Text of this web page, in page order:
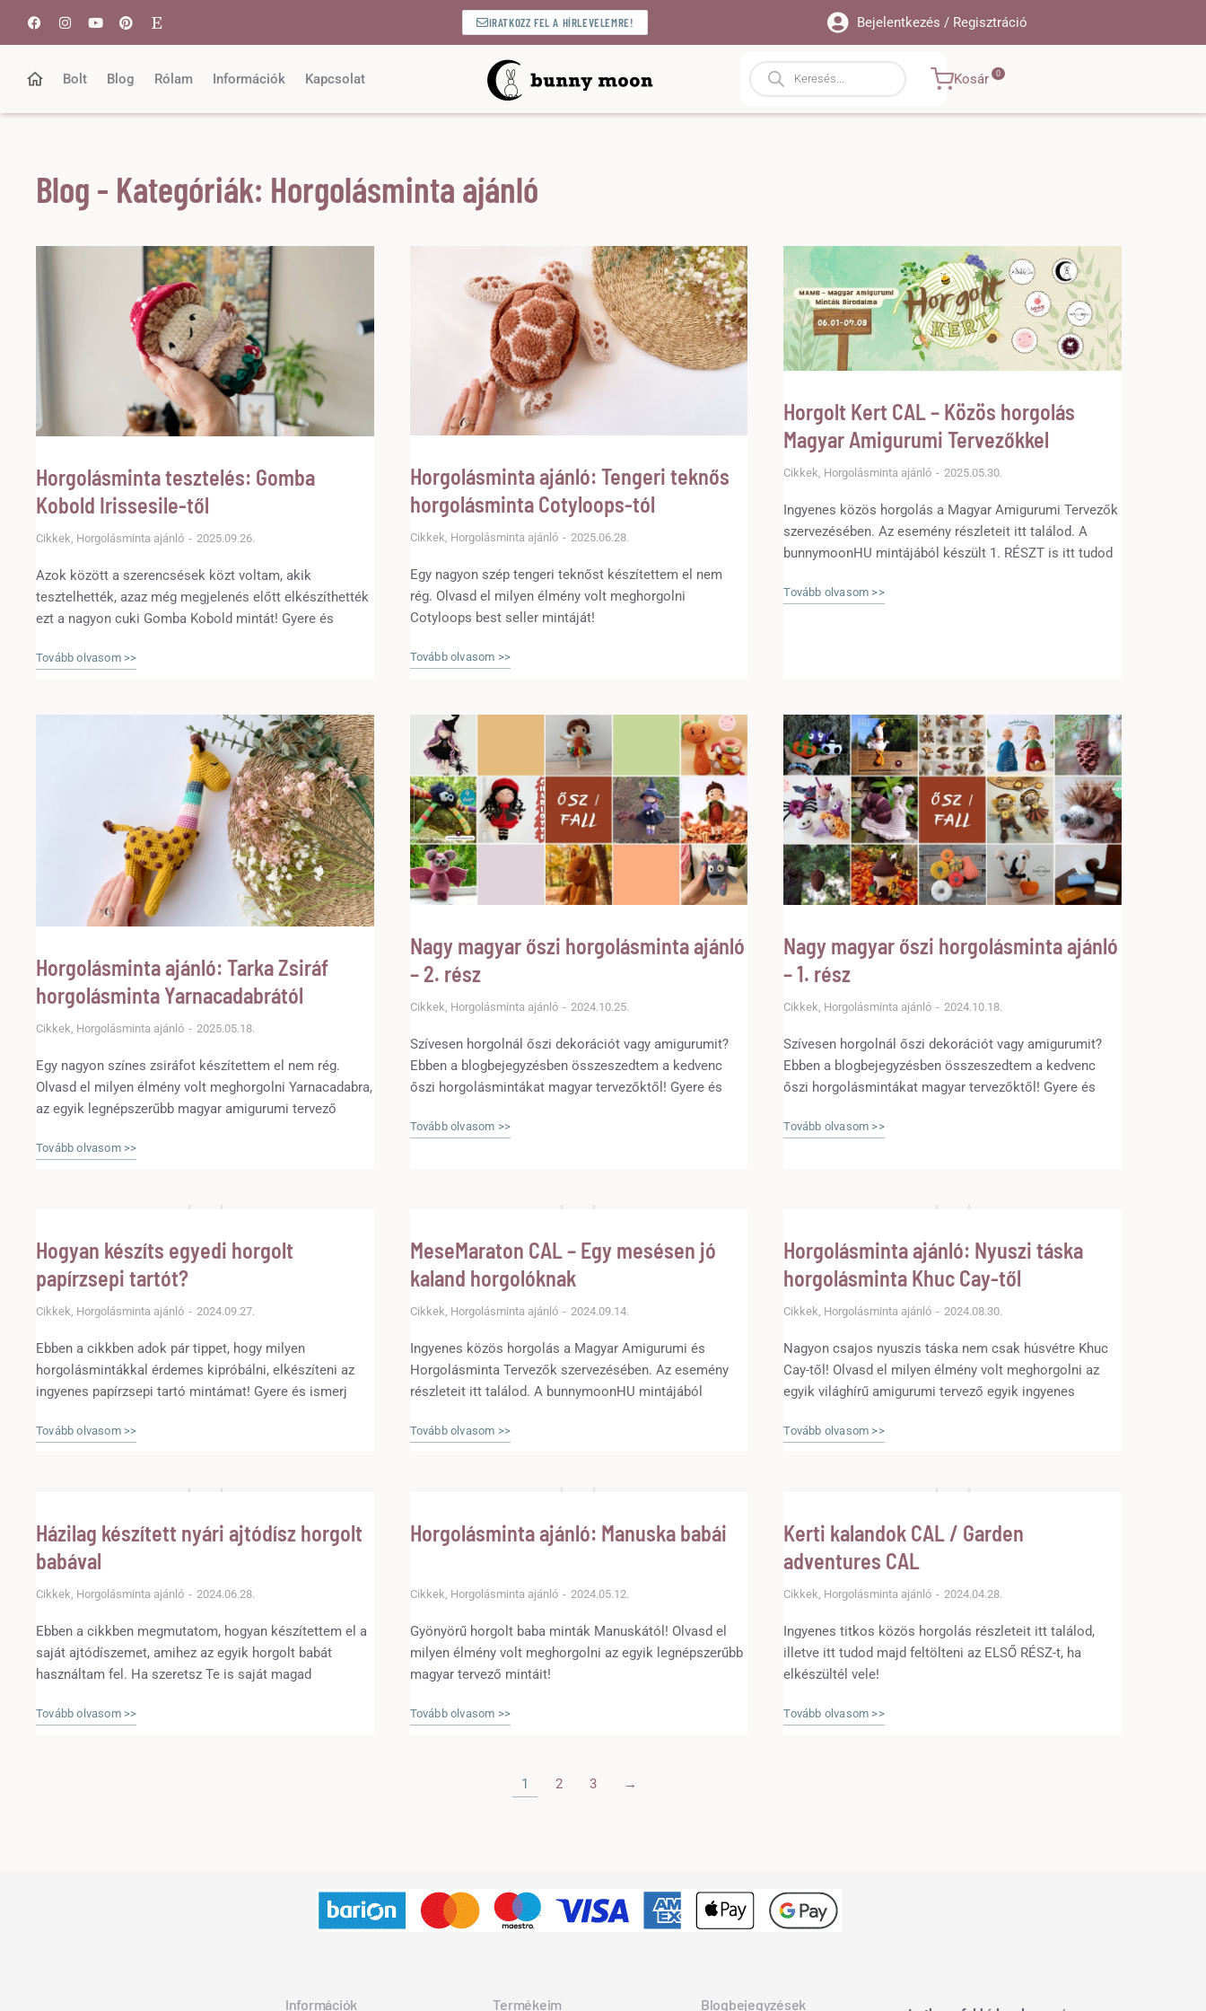
IRATKOZZ FEL A HÍRLEVELEMRE! Bejelentkezés / Regisztráció
Bolt Blog Rólam Információk Kapcsolat Kosár
Blog - Kategóriák: Horgolásminta ajánló
Horgolásminta tesztelés: Gomba
Kobold Irissesile-től
Cikkek, Horgolásminta ajánló 2025.09.26.
Azok között a szerencsések közt voltam, akik
tesztelhették, azaz még megjelenés előtt elkészíthették
ezt a nagyon cuki Gomba Kobold mintát! Gyere és
Tovább olvasom >>
Horgolásminta ajánló: Tengeri teknős
horgolásminta Cotyloops-tól
Cikkek, Horgolásminta ajánló 2025.06.28.
Egy nagyon szép tengeri teknőst készítettem el nem
rég. Olvasd el milyen élmény volt meghorgolni
Cotyloops best seller mintáját!
Tovább olvasom >>
Horgolt Kert CAL – Közös horgolás
Magyar Amigurumi Tervezőkkel
Cikkek, Horgolásminta ajánló 2025.05.30.
Ingyenes közös horgolás a Magyar Amigurumi Tervezők
szervezésében. Az esemény részleteit itt találod. A
bunnymoonHU mintájából készült 1. RÉSZT is itt tudod
Tovább olvasom >>
Horgolásminta ajánló: Tarka Zsiráf
horgolásminta Yarnacadabrától
Cikkek Horgolásminta ajánló 2025.05.18.
Egy nagyon színes zsiráfot készítettem el nem rég.
Olvasd el milyen élmény volt meghorgolni Yarnacadabra,
az egyik legnépszerűbb magyar amigurumi tervező
Tovább olvasom >>
Nagy magyar őszi horgolásminta ajánló
– 2. rész
Cikkek, Horgolásminta ajánló 2024.10.25.
Szívesen horgolnál őszi dekorációt vagy amigurumit?
Ebben a blogbejegyzésben összeszedtem a kedvenc
őszi horgolásmintákat magyar tervezőktől! Gyere és
és Horgolásminta Tervezőktől!
Tovább olvasom >>
Nagy magyar őszi horgolásminta ajánló
– 1. rész
Cikkek, Horgolásminta ajánló 2024.10.18.
Szívesen horgolnál őszi dekorációt vagy amigurumit?
Ebben a blogbejegyzésben összeszedtem a kedvenc
őszi horgolásmintákat magyar tervezőktől! Gyere és
és Horgolásminta Tervezőktől!
Tovább olvasom >>
Hogyan készíts egyedi horgolt
papírzsepi tartót?
Cikkek Horgolásminta ajánló 2024.09.27.
Ebben a cikkben adok pár tippet, hogy milyen
horgolásmintákkal érdemes kipróbálni, elkészíteni az
ingyenes papírzsepi tartó mintámat! Gyere és ismerj
a sajátodat!
Tovább olvasom >>
MeseMaraton CAL – Egy mesésen jó
kaland horgolóknak
Cikkek Horgolásminta ajánló 2024.09.14.
Ingyenes közös horgolás a Magyar Amigurumi és
Horgolásminta Tervezők szervezésében. Az esemény
részleteit itt találod. A bunnymoonHU mintájából
Tovább olvasom >>
Horgolásminta ajánló: Nyuszi táska
horgolásminta Khuc Cay-től
Cikkek Horgolásminta ajánló 2024.08.30.
Nagyon csajos nyuszis táska nem csak húsvétre Khuc
Cay-től! Olvasd el milyen élmény volt meghorgolni az
egyik világhírű amigurumi tervező egyik ingyenes
Tovább olvasom >>
Házilag készített nyári ajtódísz horgolt
babával
Cikkek Horgolásminta ajánló 2024.06.28.
Ebben a cikkben megmutatom, hogyan készítettem el a
saját ajtódíszemet, amihez az egyik horgolt babát
használtam fel. Ha szeretsz Te is saját magad
ezt…
Tovább olvasom >>
Horgolásminta ajánló: Manuska babái
Cikkek Horgolásminta ajánló 2024.05.12.
Gyönyörű horgolt baba minták Manuskától! Olvasd el
milyen élmény volt meghorgolni az egyik legnépszerűbb
magyar tervező mintáit!
Tovább olvasom >>
Kerti kalandok CAL / Garden
adventures CAL
Cikkek Horgolásminta ajánló 2024.04.28.
Ingyenes titkos közös horgolás részleteit itt találod,
illetve itt tudod majd feltölteni az ELSŐ RÉSZ-t, ha
elkészültél vele!
Tovább olvasom >>
1 2 3 →
Információk Termékeim Blogbejegyzések